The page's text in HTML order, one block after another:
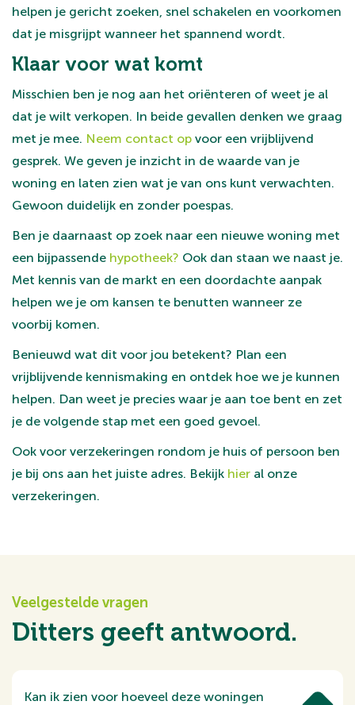
helpen je gericht zoeken, snel schakelen en voorkomen
dat je misgrijpt wanneer het spannend wordt.
Klaar voor wat komt
Misschien ben je nog aan het oriënteren of weet je al
dat je wilt verkopen. In beide gevallen denken we graag
met je mee. Neem contact op voor een vrijblijvend
gesprek. We geven je inzicht in de waarde van je
woning en laten zien wat je van ons kunt verwachten.
Gewoon duidelijk en zonder poespas.
Ben je daarnaast op zoek naar een nieuwe woning met
een bijpassende hypotheek? Ook dan staan we naast je.
Met kennis van de markt en een doordachte aanpak
helpen we je om kansen te benutten wanneer ze
voorbij komen.
Benieuwd wat dit voor jou betekent? Plan een
vrijblijvende kennismaking en ontdek hoe we je kunnen
helpen. Dan weet je precies waar je aan toe bent en zet
je de volgende stap met een goed gevoel.
Ook voor verzekeringen rondom je huis of persoon ben
je bij ons aan het juiste adres. Bekijk hier al onze
verzekeringen.
Veelgestelde vragen
Ditters geeft antwoord.
Kan ik zien voor hoeveel deze woningen